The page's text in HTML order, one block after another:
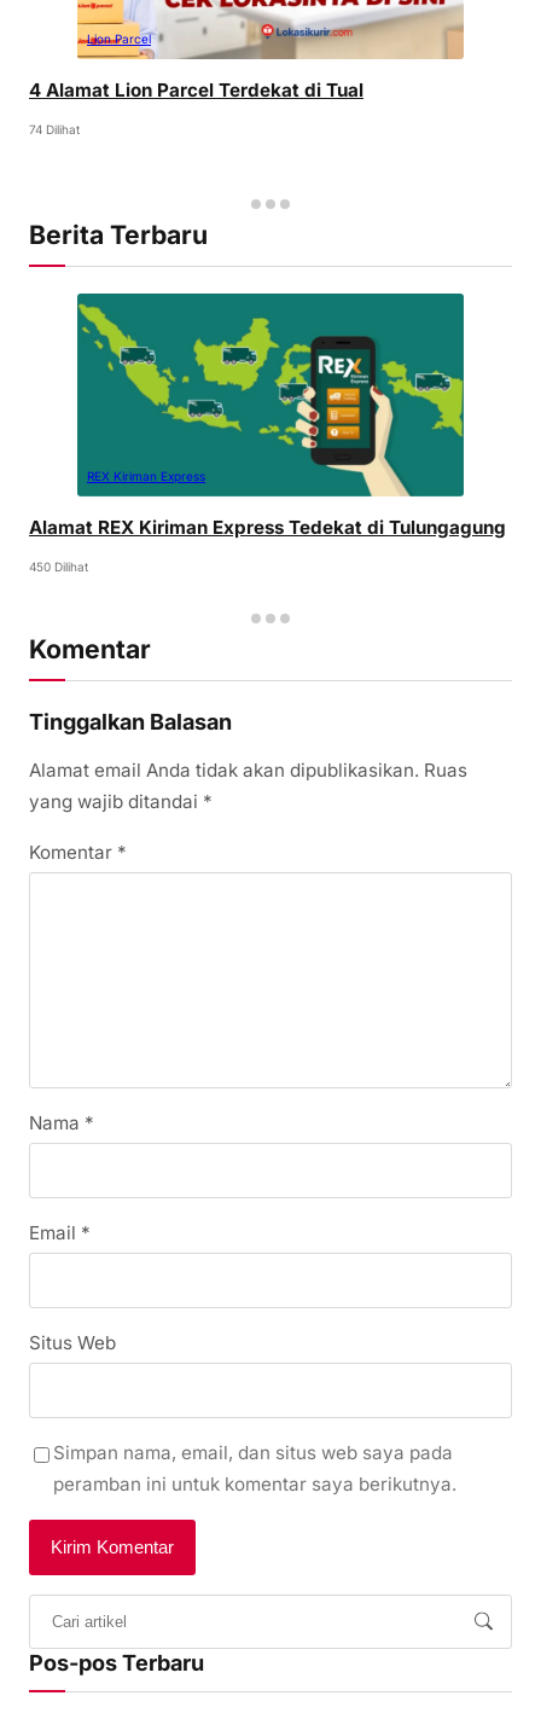
Lion Parcel
4 Alamat Lion Parcel Terdekat di Tual
74 Dilihat
Berita Terbaru
REX Kiriman Express
Alamat REX Kiriman Express Tedekat di Tulungagung
450 Dilihat
Komentar
Tinggalkan Balasan
Alamat email Anda tidak akan dipublikasikan. Ruas
yang wajib ditandai *
Komentar *
Nama *
Email *
Situs Web
Simpan nama, email, dan situs web saya pada
peramban ini untuk komentar saya berikutnya.
Pos-pos Terbaru